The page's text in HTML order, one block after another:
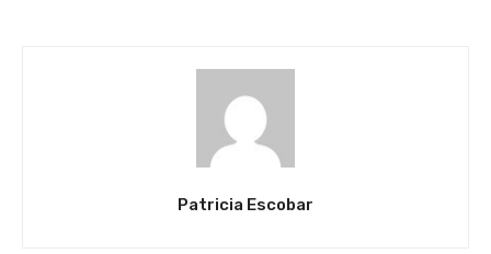
Patricia Escobar